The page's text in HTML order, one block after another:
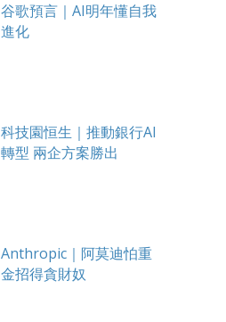
谷歌預言｜AI明年懂自我
進化
科技園恒生｜推動銀行AI
轉型 兩企方案勝出
Anthropic｜阿莫迪怕重
金招得貪財奴